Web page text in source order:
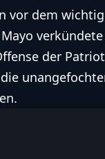
vor dem
der